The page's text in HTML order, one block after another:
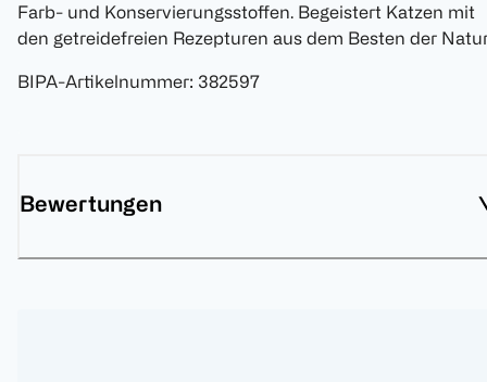
Farb- und Konservierungsstoffen. Begeistert Katzen mit
den getreidefreien Rezepturen aus dem Besten der
BIPA-Artikelnummer: 382597
Bewertungen